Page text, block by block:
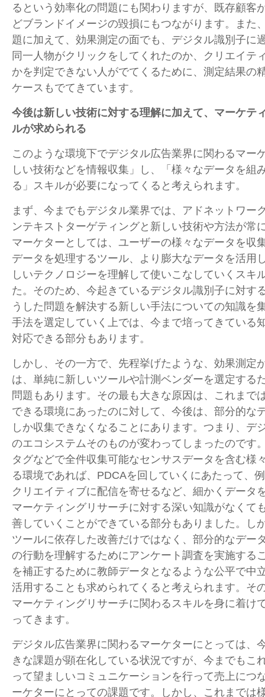
るという効率化の問題にも関わりますが、既存顧客
どブランドイメージの毀損にもつながります。また
題に加えて、効果測定の面でも、デジタル識別子に
同一人物がクリックをしてくれたのか、クリエイテ
かを判定できない人がでてくるために、測定結果の
ケースもでてきています。
今後は新しい技術に対する理解に加えて、マーケテ
ルが求められる
このような環境下でデジタル広告業界に関わるマー
しい技術などを情報収集」し、「様々なデータを組
る」スキルが必要になってくると考えられます。
まず、今までもデジタル業界では、アドネットワー
ンテキストターゲティングと新しい技術や方法が常
マーケターとしては、ユーザーの様々なデータを収
データを処理するツール、より膨大なデータを活用
しいテクノロジーを理解して使いこなしていくスキ
た。そのため、今起きているデジタル識別子に対す
うした問題を解決する新しい手法についての知識を
手法を選定していく上では、今まで培ってきている
対応できる部分もあります。
しかし、その一方で、先程挙げたような、効果測定
は、単純に新しいツールや計測ベンダーを選定する
問題もあります。その最も大きな原因は、これまで
できる環境にあったのに対して、今後は、部分的な
しか収集できなくなることにあります。つまり、デ
のエコシステムそのものが変わってしまったのです
タグなどで全件収集可能なセンサスデータを含む様
る環境であれば、PDCAを回していくにあたって、
クリエイティブに配信を寄せるなど、細かくデータ
マーケティングリサーチに対する深い知識がなくて
善していくことができている部分もありました。し
ツールに依存した改善だけではなく、部分的なデー
の行動を理解するためにアンケート調査を実施する
を補正するために教師データとなるような公平で中
活用することも求められてくると考えられます。そ
マーケティングリサーチに関わるスキルを身に着け
ってきます。
デジタル広告業界に関わるマーケターにとっては、
きな課題が顕在化している状況ですが、今までもこ
って望ましいコミュニケーションを行って売上につ
ーケターにとっての課題です。しかし、これまでは